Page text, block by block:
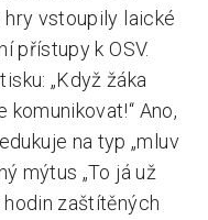
hry vstoupily laické
přístupy k OSV.
„Když žáka
Ano,
na typ „mluv
mýtus „To já už
hodin zaštítěných